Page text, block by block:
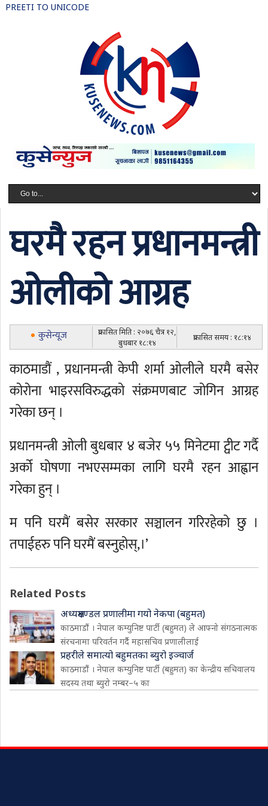
PREETI TO UNICODE
घरमै रहन प्रधानमन्त्री
ओलीको आग्रह
कुसेन्यूज
प्रकासित मिति : २०७६ चैत्र १२,
बुधबार १८:१४
प्रकासित समय : १८:१४
काठमाडौं , प्रधानमन्त्री केपी शर्मा ओलीले घरमै बसेर
कोरोना भाइरसविरुद्धको संक्रमणबाट जोगिन आग्रह
गरेका छन् ।
प्रधानमन्त्री ओली बुधबार ४ बजेर ५५ मिनेटमा ट्वीट गर्दै
अर्को घोषणा नभएसम्मका लागि घरमै रहन आह्वान
गरेका हुन् ।
म पनि घरमैं बसेर सरकार सञ्चालन गरिरहेको छु ।
तपाईहरु पनि घरमैं बस्नुहोस्,।’
Related Posts
अध्यक्षमण्डल प्रणालीमा गयो नेकपा (बहुमत)
काठमाडौं । नेपाल कम्युनिष्ट पार्टी (बहुमत) ले आफ्नो संगठनात्मक
संरचनामा परिवर्तन गर्दै महासचिव प्रणालीलाई
प्रहरीले समात्यो बहुमतका ब्युरो इञ्चार्ज
काठमाडौं । नेपाल कम्युनिष्ट पार्टी (बहुमत) का केन्द्रीय सचिवालय
सदस्य तथा ब्युरो नम्बर–५ का